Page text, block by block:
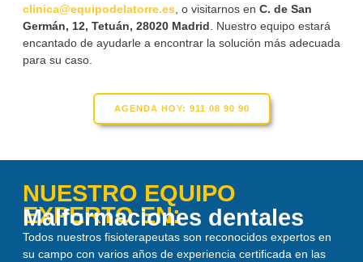
clinica@equipodelatorre.es , o visitarnos en C. de San
Germán, 12, Tetuán, 28020 Madrid . Nuestro equipo estará
encantado de ayudarle a encontrar la solución más adecuada
para su caso.
AGENDA HOY: 911 08 90 90
NUESTRO EQUIPO
EXPERTO EN:
Malformaciones dentales
Todos nuestros fisioterapeutas son reconocidos expertos en
su campo con varios años de experiencia certificada en las